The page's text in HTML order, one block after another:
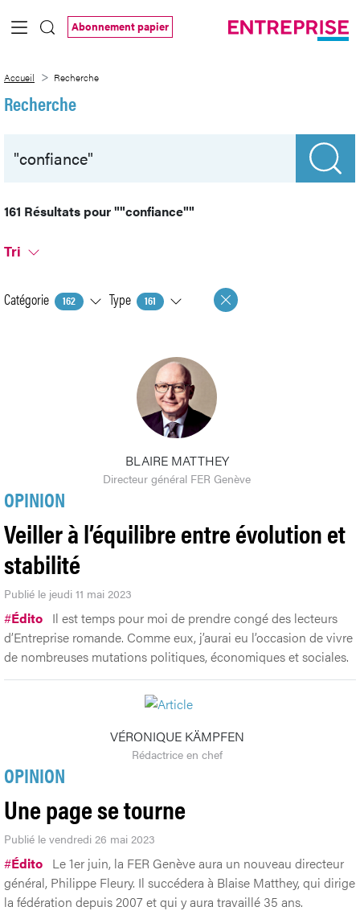
Saut au contenu principal
Abonnement papier
Accueil Recherche
Recherche
161 Résultats pour""confiance""
Tri
Catégorie 162 Type 161
BLAIRE MATTHEY
Directeur général FER Genève
OPINION
Veiller à l’équilibre entre évolution et
stabilité
Publié le jeudi 11 mai 2023
#Édito Il est temps pour moi de prendre congé des lecteurs
d’Entreprise romande. Comme eux, j’aurai eu l’occasion de vivre
de nombreuses mutations politiques, économiques et sociales.
VÉRONIQUE KÄMPFEN
Rédactrice en chef
OPINION
Une page se tourne
Publié le vendredi 26 mai 2023
#Édito Le 1er juin, la FER Genève aura un nouveau directeur
général, Philippe Fleury. Il succédera à Blaise Matthey, qui dirige
la fédération depuis 2007 et qui y aura travaillé 35 ans.